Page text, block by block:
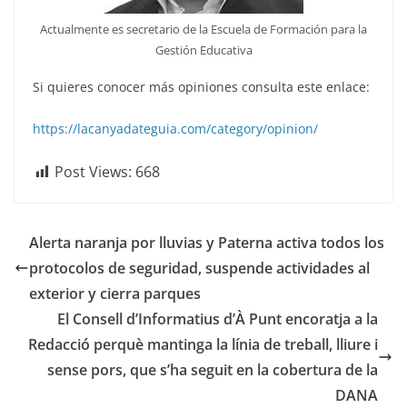
Actualmente es secretario de la Escuela de Formación para la
Gestión Educativa
Si quieres conocer más opiniones consulta este enlace:
https://lacanyadateguia.com/category/opinion/
Post Views: 668
Alerta naranja por lluvias y Paterna activa todos los
protocolos de seguridad, suspende actividades al
exterior y cierra parques
El Consell d’Informatius d’À Punt encoratja a la
Redacció perquè mantinga la línia de treball, lliure i
sense pors, que s’ha seguit en la cobertura de la
DANA